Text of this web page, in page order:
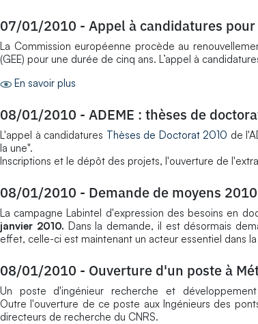
07/01/2010 - Appel à candidatures
La Commission européenne procède au
(GEE) pour une durée de cinq ans. L’appel à
En savoir plus
08/01/2010 - ADEME : thèses de
L'appel à candidatures Thèses de Doctorat 2010 de
la une".
Inscriptions et le dépôt des projets, l'ouverture de
08/01/2010 - Demande de moyens
La campagne Labintel d'expression des besoins en
janvier 2010. Dans la demande, il est désormais
effet, celle-ci est maintenant un acteur essentiel dans
08/01/2010 - Ouverture d'un poste à
Un poste d'ingénieur recherche et
Outre l'ouverture de ce poste aux Ingénieurs des
directeurs de recherche du CNRS.